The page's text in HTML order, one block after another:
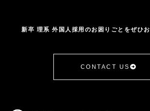
新卒 理系 外国人採用のお困りごとをぜひ
CONTACT US